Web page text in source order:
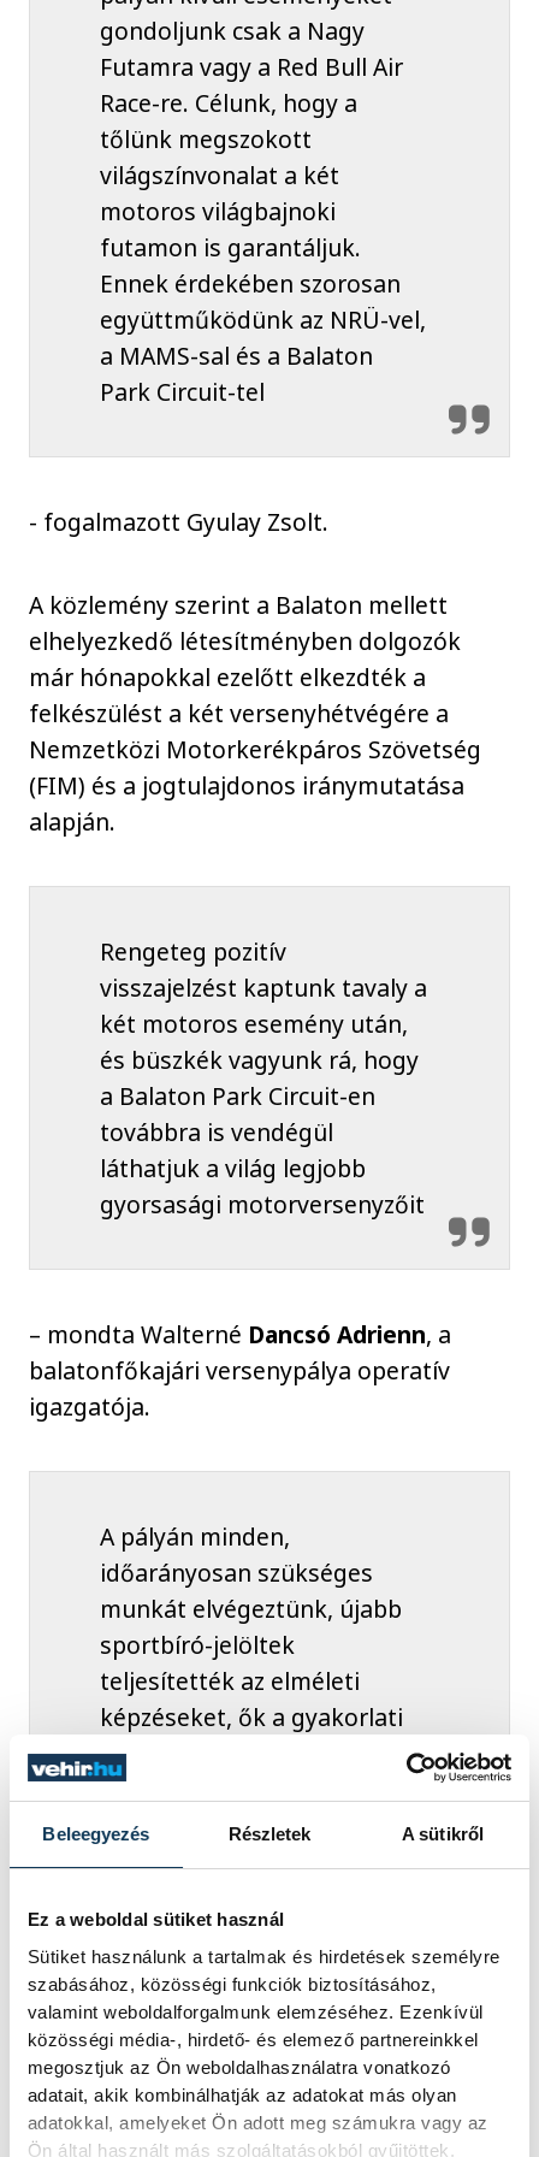
Beleegyezés Részletek A sütikről
Ez a weboldal sütiket használ
Sütiket használunk a tartalmak és hirdetések személyre
szabásához, közösségi funkciók biztosításához,
valamint weboldalforgalmunk elemzéséhez. Ezenkívül
közösségi média-, hirdető- és elemező partnereinkkel
megosztjuk az Ön weboldalhasználatra vonatkozó
adatait, akik kombinálhatják az adatokat más olyan
adatokkal, amelyeket Ön adott meg számukra vagy az
Ön által használt más szolgáltatásokból gyűjtöttek.
gondoljunk csak a Nagy
Futamra vagy a Red Bull Air
Race-re. Célunk, hogy a
tőlünk megszokott
világszínvonalat a két
motoros világbajnoki
futamon is garantáljuk.
Ennek érdekében szorosan
együttműködünk az NRÜ-vel,
a MAMS-sal és a Balaton
Park Circuit-tel
- fogalmazott Gyulay Zsolt.
A közlemény szerint a Balaton mellett
elhelyezkedő létesítményben dolgozók
már hónapokkal ezelőtt elkezdték a
felkészülést a két versenyhétvégére a
Nemzetközi Motorkerékpáros Szövetség
(FIM) és a jogtulajdonos iránymutatása
alapján.
Rengeteg pozitív
visszajelzést kaptunk tavaly a
két motoros esemény után,
és büszkék vagyunk rá, hogy
a Balaton Park Circuit-en
továbbra is vendégül
láthatjuk a világ legjobb
gyorsasági motorversenyzőit
– mondta Walterné Dancsó Adrienn, a
balatonfőkajári versenypálya operatív
igazgatója.
A pályán minden,
időarányosan szükséges
munkát elvégeztünk, újabb
sportbíró-jelöltek
teljesítették az elméleti
képzéseket, ők a gyakorlati
oktatás után készen állnak
majd arra, hogy a
legnagyobb versenyeken
közreműködjenek.
Schmidt Ádám, a Honvédelmi
Minisztérium sportért felelős államtitkára
úgy fogalmazott, biztos benne, minden
sportbarátnak "örökké emlékezetes
élmény volt", hogy tavaly több évtizednyi